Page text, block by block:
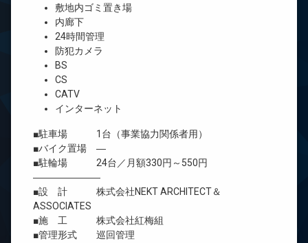
敷地内ゴミ置き場
内廊下
24時間管理
防犯カメラ
BS
CS
CATV
インターネット
■駐車場 1台（事業協力関係者用）
■バイク置場 ―
■駐輪場 24台／月額330円～550円
―――――――
■設 計 株式会社NEKT ARCHITECT＆
ASSOCIATES
■施 工 株式会社紅梅組
■管理形式 巡回管理